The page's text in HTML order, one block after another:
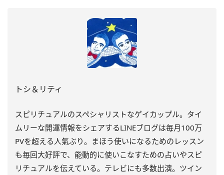
トシ＆リティ
スピリチュアルのスペシャリストなゲイカップル。タイ
ムリーな開運情報をシェアするLINEブログは毎月100万
PVを超える人氣ぶり。まほう使いになるためのレッスン
も毎回大好評で、能動的に使いこなすための占いやスピ
リチュアルを伝えている。テレビにも多数出演。ツイン